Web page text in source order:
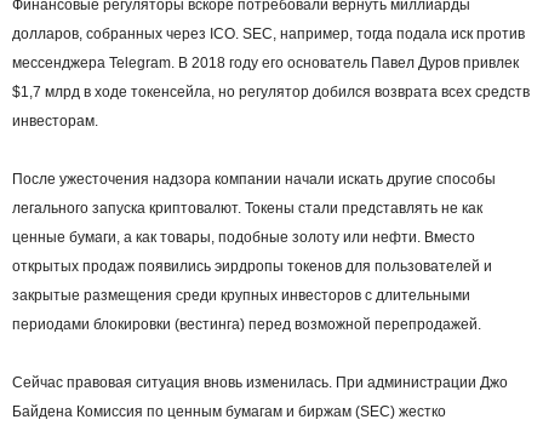
Финансовые регуляторы вскоре потребовали вернуть миллиарды
долларов, собранных через ICO. SEC, например, тогда подала иск против
мессенджера Telegram. В 2018 году его основатель Павел Дуров привлек
$1,7 млрд в ходе токенсейла, но регулятор добился возврата всех средств
инвесторам.
После ужесточения надзора компании начали искать другие способы
легального запуска криптовалют. Токены стали представлять не как
ценные бумаги, а как товары, подобные золоту или нефти. Вместо
открытых продаж появились эирдропы токенов для пользователей и
закрытые размещения среди крупных инвесторов с длительными
периодами блокировки (вестинга) перед возможной перепродажей.
Сейчас правовая ситуация вновь изменилась. При администрации Джо
Байдена Комиссия по ценным бумагам и биржам (SEC) жестко